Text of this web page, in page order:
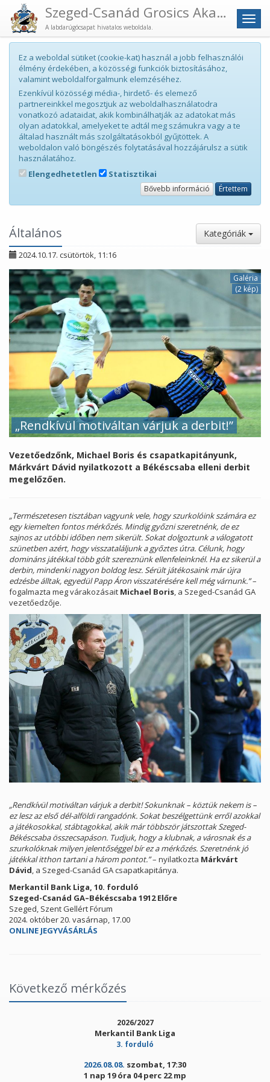
Menü
Szeged-Csanád Grosics Akadémia
A labdarúgócsapat hivatalos weboldala.
Ez a weboldal sütiket (cookie-kat) használ a jobb felhasználói
élmény érdekében, a közösségi funkciók biztosításához,
valamint weboldalforgalmunk elemzéséhez.
Ezenkívül közösségi média-, hirdető- és elemező
partnereinkkel megosztjuk az weboldalhasználatodra
vonatkozó adataidat, akik kombinálhatják az adatokat más
olyan adatokkal, amelyeket te adtál meg számukra vagy a te
általad használt más szolgáltatásokból gyűjtöttek. A
weboldalon való böngészés folytatásával hozzájárulsz a sütik
használatához.
Elengedhetetlen
Statisztikai
Bővebb információ Értettem
Általános Kategóriák
2024.10.17. csütörtök, 11:16
„Rendkívül motiváltan várjuk a derbit!”
Galéria
(2 kép)
Vezetőedzőnk, Michael Boris és csapatkapitányunk,
Márkvárt Dávid nyilatkozott a Békéscsaba elleni derbit
megelőzően.
„Természetesen tisztában vagyunk vele, hogy szurkolóink számára ez
egy kiemelten fontos mérkőzés. Mindig győzni szeretnénk, de ez
sajnos az utóbbi időben nem sikerült. Sokat dolgoztunk a válogatott
szünetben azért, hogy visszataláljunk a győztes útra. Célunk, hogy
domináns játékkal több gólt szereznünk ellenfeleinknél. Ha ez sikerül a
derbin, mindenki nagyon boldog lesz. Sérült játékosaink már újra
edzésbe álltak, egyedül Papp Áron visszatérésére kell még várnunk.”–
fogalmazta meg várakozásait Michael Boris, a Szeged-Csanád GA
vezetőedzője.
„Rendkívül motiváltan várjuk a derbit! Sokunknak – köztük nekem is –
ez lesz az első dél-alföldi rangadónk. Sokat beszélgettünk erről azokkal
a játékosokkal, stábtagokkal, akik már többször játszottak Szeged-
Békéscsaba összecsapáson. Tudjuk, hogy a klubnak, a városnak és a
szurkolóknak milyen jelentőséggel bír ez a mérkőzés. Szeretnénk jó
játékkal itthon tartani a három pontot.”– nyilatkozta Márkvárt
Dávid , a Szeged-Csanád GA csapatkapitánya.
Merkantil Bank Liga, 10. forduló
Szeged-Csanád GA–Békéscsaba 1912 Előre
Szeged, Szent Gellért Fórum
2024. október 20. vasárnap, 17.00
ONLINE JEGYVÁSÁRLÁS
Következő mérkőzés
2026/2027
Merkantil Bank Liga
3. forduló
2026.08.08. szombat, 17:30
1 nap 19 óra 04 perc 22 mp